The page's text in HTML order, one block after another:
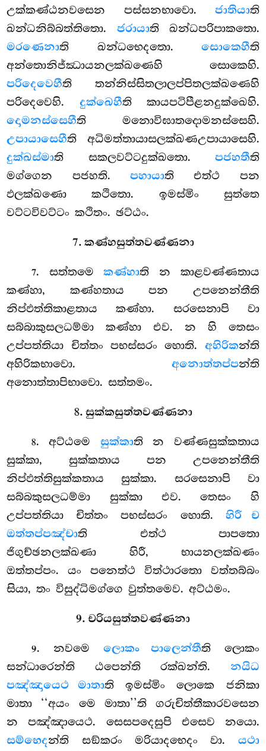
උක්කණ්ඨනවසෙන පස්සනභාවො. ජාතියාති
ඛන්ධනිබ්බත්තිතො. ජරායාති ඛන්ධපරිපාකතො.
මරණෙනාති ඛන්ධභෙදතො. සොකෙහීති
අන්තොනිජ්ඣායනලක්ඛණෙහි සොකෙහි.
පරිදෙවෙහීති තන්නිස්සිතලාලප්පිතලක්ඛණෙහි
පරිදෙවෙහි. දුක්ඛෙහීති කායපටිපීළනදුක්ඛෙහි.
දොමනස්සෙහීති මනොවිඝාතදොමනස්සෙහි.
උපායාසෙහීති අධිමත්තායාසලක්ඛණඋපායාසෙහි.
දුක්ඛස්මාති සකලවට්ටදුක්ඛතො. පජහතීති
මග්ගෙන පජහති. පහායාති එත්ථ පන
ඵලක්ඛණො කථිතො. ඉමස්මිං සුත්තෙ
වට්ටවිවට්ටං කථිතං. ඡට්ඨං.
7. කණ්හසුත්තවණ්ණනා
7. සත්තමෙකණ්හාති න කාළවණ්ණතාය
කණ්හා, කණ්හතාය පන උපනෙන්තීති
නිප්ඵත්තිකාළතාය කණ්හා. සරසෙනාපි වා
සබ්බාකුසලධම්මා කණ්හා එව. න හි තෙසං
උප්පත්තියා චිත්තං පභස්සරං හොති. අහිරිකන්ති
අහිරිකභාවො. අනොත්තප්පන්ති
අනොත්තාපිභාවො. සත්තමං.
8. සුක්කසුත්තවණ්ණනා
8. අට්ඨමෙ සුක්කාති න වණ්ණසුක්කතාය
සුක්කා, සුක්කතාය පන උපනෙන්තීති
නිප්ඵත්තිසුක්කතාය සුක්කා. සරසෙනාපි වා
සබ්බකුසලධම්මා සුක්කා එව. තෙසං හි
උප්පත්තියා චිත්තං පභස්සරං හොති. හිරී ච
ඔත්තප්පඤ්චාති එත්ථ පාපතො
ජිගුච්ඡනලක්ඛණා හිරී, භායනලක්ඛණං
ඔත්තප්පං. යං පනෙත්ථ විත්ථාරතො වත්තබ්බං
සියා, තං විසුද්ධිමග්ගෙ වුත්තමෙව. අට්ඨමං.
9. චරියසුත්තවණ්ණනා
9. නවමෙලොකං පාලෙන්තීති ලොකං
සන්ධාරෙන්ති ඨපෙන්ති රක්ඛන්ති. නයිධ
පඤ්ඤායෙථ මාතාති ඉමස්මිං ලොකෙ ජනිකා
මාතා ‘‘අයං මෙ මාතා’’ති ගරුචිත්තීකාරවසෙන
න පඤ්ඤායෙථ. සෙසපදෙසුපි එසෙව නයො.
සම්භෙදන්ති සඞ්කරං මරියාදභෙදං වා. යථා